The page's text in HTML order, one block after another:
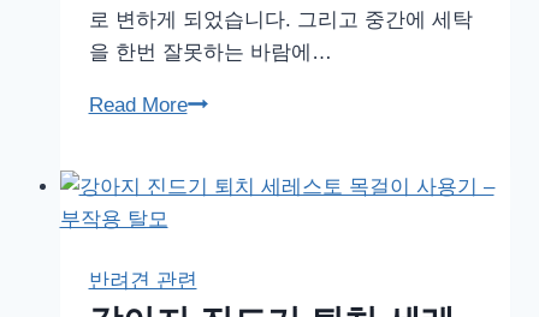
께
하
가
뮤
스
타
로 변하게 되었습니다. 그리고 중간에 세탁
을 한번 잘못하는 바람에…
Read More아
츄
스
반려견 관련